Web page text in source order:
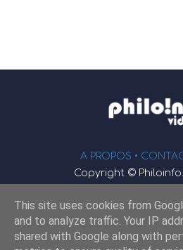
A PROPOS •
Copyright ©
Webmaster :
This site uses cookies from
and to analyze traffic. Your IP
shared with Google along with